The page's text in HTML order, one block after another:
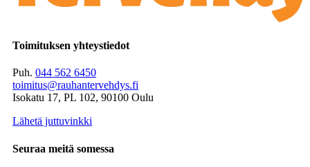
Toimituksen yhteystiedot
Puh. 044 562 6450
toimitus@rauhantervehdys.fi
Isokatu 17, PL 102, 90100 Oulu
Lähetä juttuvinkki
Seuraa meitä somessa